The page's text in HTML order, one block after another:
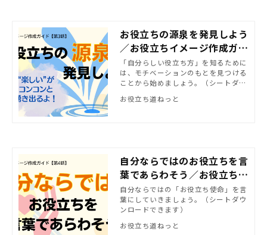
お役立ちの源泉を発見しよう
／お役立ちイメージ作成ガイ
ド(3)
「自分らしい役立ち方」を知るために
は、モチベーションのもとを見つける
ことから始めましょう。（シートダウ
お役立ち道ねっと
自分ならではのお役立ちを言
葉であらわそう／お役立ちイ
メージ作成ガイド(4)
自分ならではの「お役立ち使命」を言
葉にしていきましょう。（シートダウ
ンロードできます）
お役立ち道ねっと